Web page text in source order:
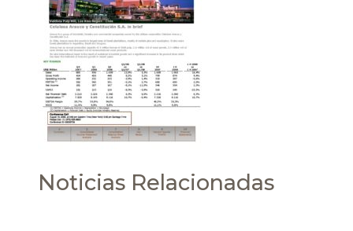
Noticias Relacionadas